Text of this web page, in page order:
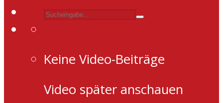
Keine Video-Beiträge
Video später anschauen